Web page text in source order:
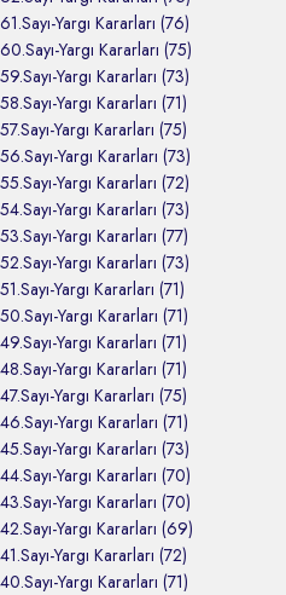
61.Sayı-Yargı Kararları (76)
60.Sayı-Yargı Kararları (75)
59.Sayı-Yargı Kararları (73)
58.Sayı-Yargı Kararları (71)
57.Sayı-Yargı Kararları (75)
56.Sayı-Yargı Kararları (73)
55.Sayı-Yargı Kararları (72)
54.Sayı-Yargı Kararları (73)
53.Sayı-Yargı Kararları (77)
52.Sayı-Yargı Kararları (73)
51.Sayı-Yargı Kararları (71)
50.Sayı-Yargı Kararları (71)
49.Sayı-Yargı Kararları (71)
48.Sayı-Yargı Kararları (71)
47.Sayı-Yargı Kararları (75)
46.Sayı-Yargı Kararları (71)
45.Sayı-Yargı Kararları (73)
44.Sayı-Yargı Kararları (70)
43.Sayı-Yargı Kararları (70)
42.Sayı-Yargı Kararları (69)
41.Sayı-Yargı Kararları (72)
40.Sayı-Yargı Kararları (71)